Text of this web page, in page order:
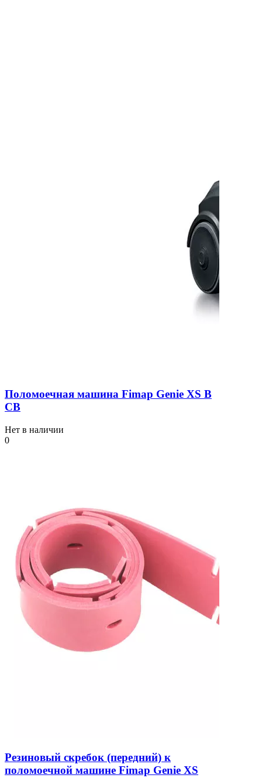
Поломоечная машина Fimap Genie XS B
CB
Нет в наличии
0
Резиновый скребок (передний) к
поломоечной машине Fimap Genie XS